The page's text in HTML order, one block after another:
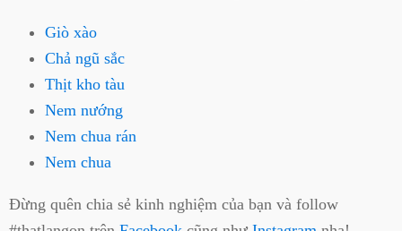
Giò xào
Chả ngũ sắc
Thịt kho tàu
Nem nướng
Nem chua rán
Nem chua
Đừng quên chia sẻ kinh nghiệm của bạn và follow